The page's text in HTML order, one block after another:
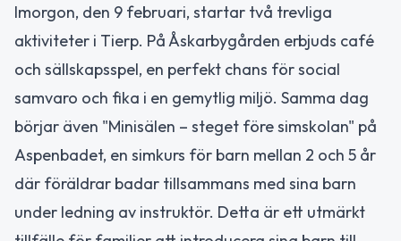
Imorgon, den 9 februari, startar två trevliga
aktiviteter i Tierp. På Åskarbygården erbjuds café
och sällskapsspel, en perfekt chans för social
samvaro och fika i en gemytlig miljö. Samma dag
börjar även "Minisälen – steget före simskolan" på
Aspenbadet, en simkurs för barn mellan 2 och 5 år
där föräldrar badar tillsammans med sina barn
under ledning av instruktör. Detta är ett utmärkt